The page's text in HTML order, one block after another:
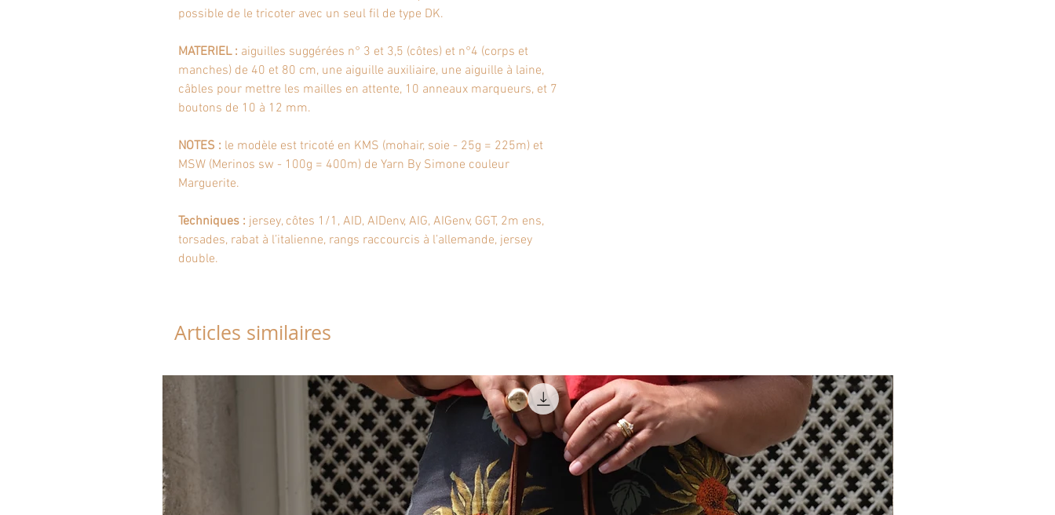
possible de le tricoter avec un seul fil de type DK.
MATERIEL : aiguilles suggérées n° 3 et 3,5 (côtes) et n°4 (corps et
manches) de 40 et 80 cm, une aiguille auxiliaire, une aiguille à laine,
câbles pour mettre les mailles en attente, 10 anneaux marqueurs, et 7
boutons de 10 à 12 mm.
NOTES : le modèle est tricoté en KMS (mohair, soie - 25g = 225m) et
MSW (Merinos sw - 100g = 400m) de Yarn By Simone couleur
Marguerite.
Techniques : jersey, côtes 1/1, AID, AIDenv, AIG, AIGenv, GGT, 2m ens,
torsades, rabat à l’italienne, rangs raccourcis à l’allemande, jersey
double.
Articles similaires